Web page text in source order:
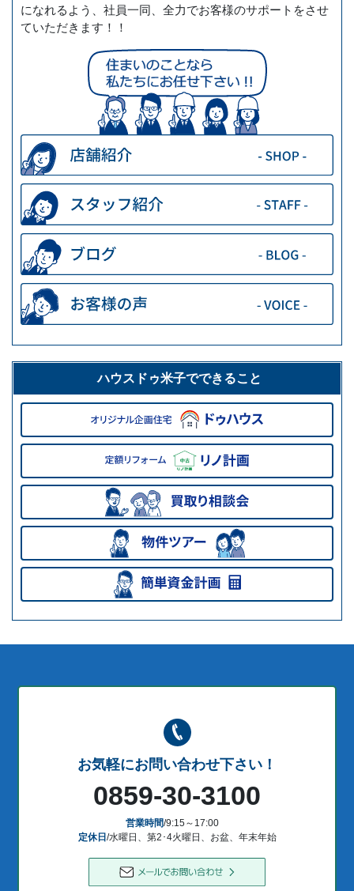
になれるよう、社員一同、全力でお客様のサポートをさせ
ていただきます！！
ハウスドゥ米子でできること
お気軽にお問い合わせ下さい！
0859-30-3100
営業時間/9:15～17:00
定休日 /水曜日、第2･4火曜日、お盆、年末年始